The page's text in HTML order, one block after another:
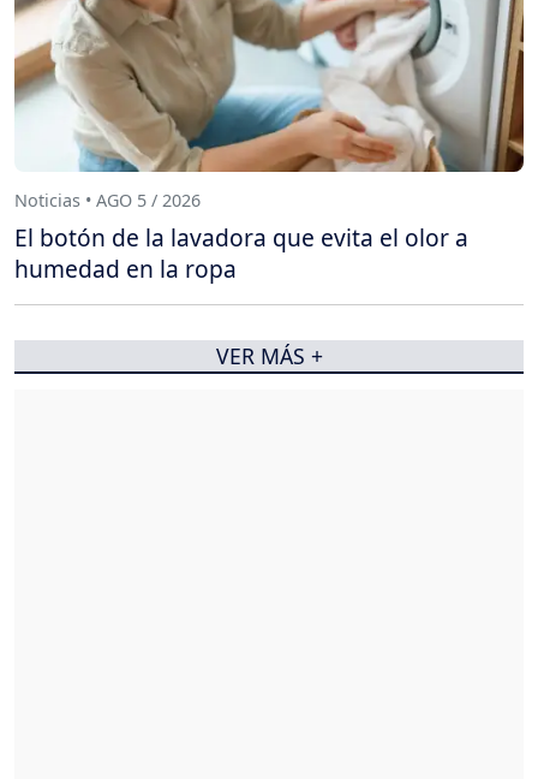
Noticias • AGO 5 / 2026
El botón de la lavadora que evita el olor a
humedad en la ropa
VER MÁS +